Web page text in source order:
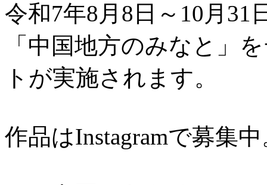
令和7年8月8日～10月31
「中国地方のみなと」
トが実施されます。
作品はInstagramで募集